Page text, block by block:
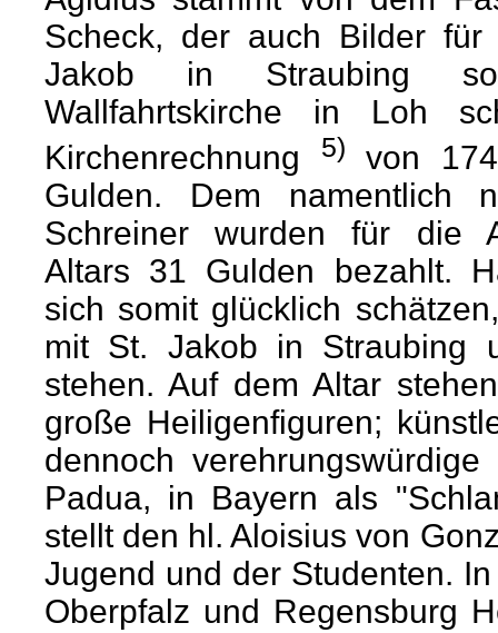
Scheck, der auch Bilder
Jakob in Straubing
Wallfahrtskirche in Loh
Kirchenrechnung
5)
von
Gulden. Dem namentlich
Schreiner wurden für die
Altars 31 Gulden bezahlt.
sich somit glücklich
mit St. Jakob in Straubing
stehen. Auf dem Altar
große Heiligenfiguren;
dennoch
Padua, in Bayern als
stellt den hl. Aloisius von
Jugend und der Studenten.
Oberpfalz und Regensburg